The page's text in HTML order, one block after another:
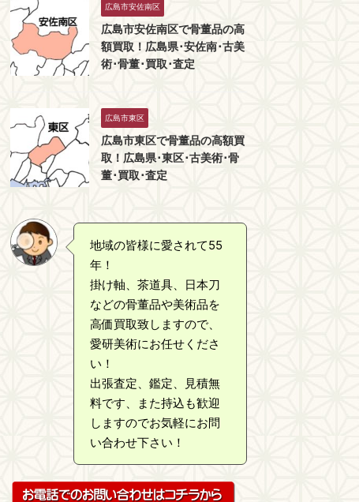
広島市安佐南区
広島市安佐南区で骨董品の高
額買取！広島県･安佐南･古美
術･骨董･買取･査定
広島市東区
広島市東区で骨董品の高額買
取！広島県･東区･古美術･骨
董･買取･査定
地域の皆様に愛されて55
年！
掛け軸、茶道具、日本刀
などの骨董品や美術品を
高価買取致しますので、
愛研美術にお任せくださ
い！
出張査定、鑑定、見積無
料です、また持込も歓迎
しますのでお気軽にお問
い合わせ下さい！